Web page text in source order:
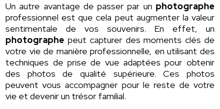
Un autre avantage de passer par un photographe
professionnel est que cela peut augmenter la valeur
sentimentale de vos souvenirs. En effet, un
photographe peut capturer des moments clés de
votre vie de manière professionnelle, en utilisant des
techniques de prise de vue adaptées pour obtenir
des photos de qualité supérieure. Ces photos
peuvent vous accompagner pour le reste de votre
vie et devenir un trésor familial.